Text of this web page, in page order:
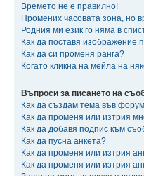
Времето не е правилно!
Промених часовата зона, но
Родния ми език го няма в
Как да поставя изображение
Как да си променя ранга?
Когато кликна на мейла на
Въпроси за писането на
Как да създам тема във
Как да променя или изтрия
Как да добавя подпис към
Как да пусна анкета?
Как да променя или изтрия
Как да променя или изтрия